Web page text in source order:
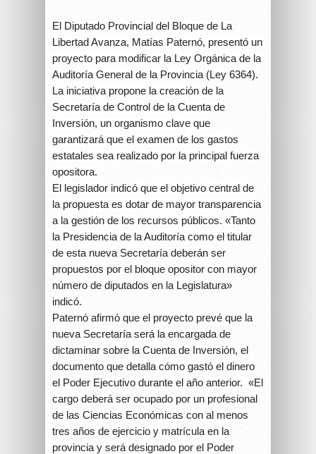
El Diputado Provincial del Bloque de La
Libertad Avanza, Matías Paternó, presentó un
proyecto para modificar la Ley Orgánica de la
Auditoría General de la Provincia (Ley 6364).
La iniciativa propone la creación de la
Secretaría de Control de la Cuenta de
Inversión, un organismo clave que
garantizará que el examen de los gastos
estatales sea realizado por la principal fuerza
opositora.
El legislador indicó que el objetivo central de
la propuesta es dotar de mayor transparencia
a la gestión de los recursos públicos. «Tanto
la Presidencia de la Auditoría como el titular
de esta nueva Secretaría deberán ser
propuestos por el bloque opositor con mayor
número de diputados en la Legislatura»
indicó.
Paternó afirmó que el proyecto prevé que la
nueva Secretaría será la encargada de
dictaminar sobre la Cuenta de Inversión, el
documento que detalla cómo gastó el dinero
el Poder Ejecutivo durante el año anterior. «El
cargo deberá ser ocupado por un profesional
de las Ciencias Económicas con al menos
tres años de ejercicio y matrícula en la
provincia y será designado por el Poder